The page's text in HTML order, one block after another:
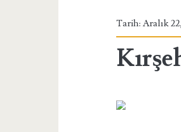
Tarih: Aralık